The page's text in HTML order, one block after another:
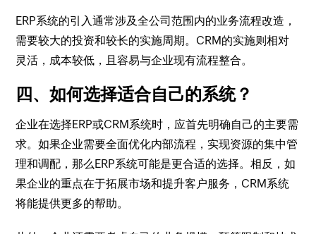
ERP系统的引入通常涉及全公司范围内的业务流程改造，
需要较大的投资和较长的实施周期。CRM的实施则相对
灵活，成本较低，且容易与企业现有流程整合。
四、如何选择适合自己的系统？
企业在选择ERP或CRM系统时，应首先明确自己的主要需
求。如果企业需要全面优化内部流程，实现资源的集中管
理和调配，那么ERP系统可能是更合适的选择。相反，如
果企业的重点在于拓展市场和提升客户服务，CRM系统
将能提供更多的帮助。